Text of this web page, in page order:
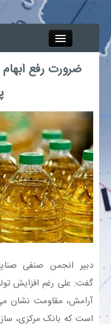
جذب
آگهی
چند رسانه‌ای
اجتماعی
صنعت معدن و تجارت
بیمه و
ضرورت رفع
دبیر انجمن صنفی
گفت: علی رغم افزایش
آرامش، مقاومت نشان
است که بانک مرکزی،